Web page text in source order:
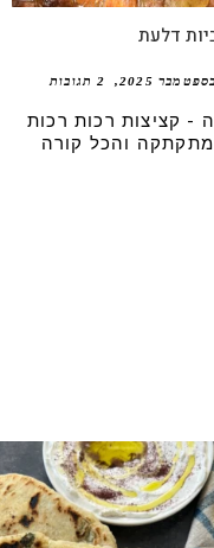
דלעת
2 תגובות
- קציצות רכות רכות
והכל קורה
בעיני הוא הכי
לכל חובבי